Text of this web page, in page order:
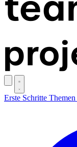
Erste Schritte Themen